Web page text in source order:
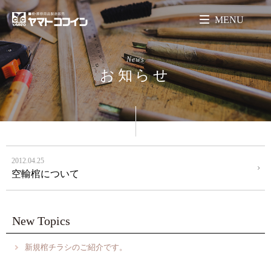
MENU
News
お知らせ
2012.04.25
空輸棺について
New Topics
新規棺チラシのご紹介です。